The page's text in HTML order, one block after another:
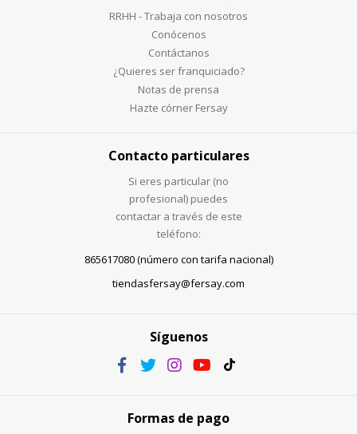
RRHH - Trabaja con nosotros
Conócenos
Contáctanos
¿Quieres ser franquiciado?
Notas de prensa
Hazte córner Fersay
Contacto particulares
Si eres particular (no
profesional) puedes
contactar a través de este
teléfono:
865617080 (número con tarifa nacional)
tiendasfersay@fersay.com
Síguenos
Formas de pago